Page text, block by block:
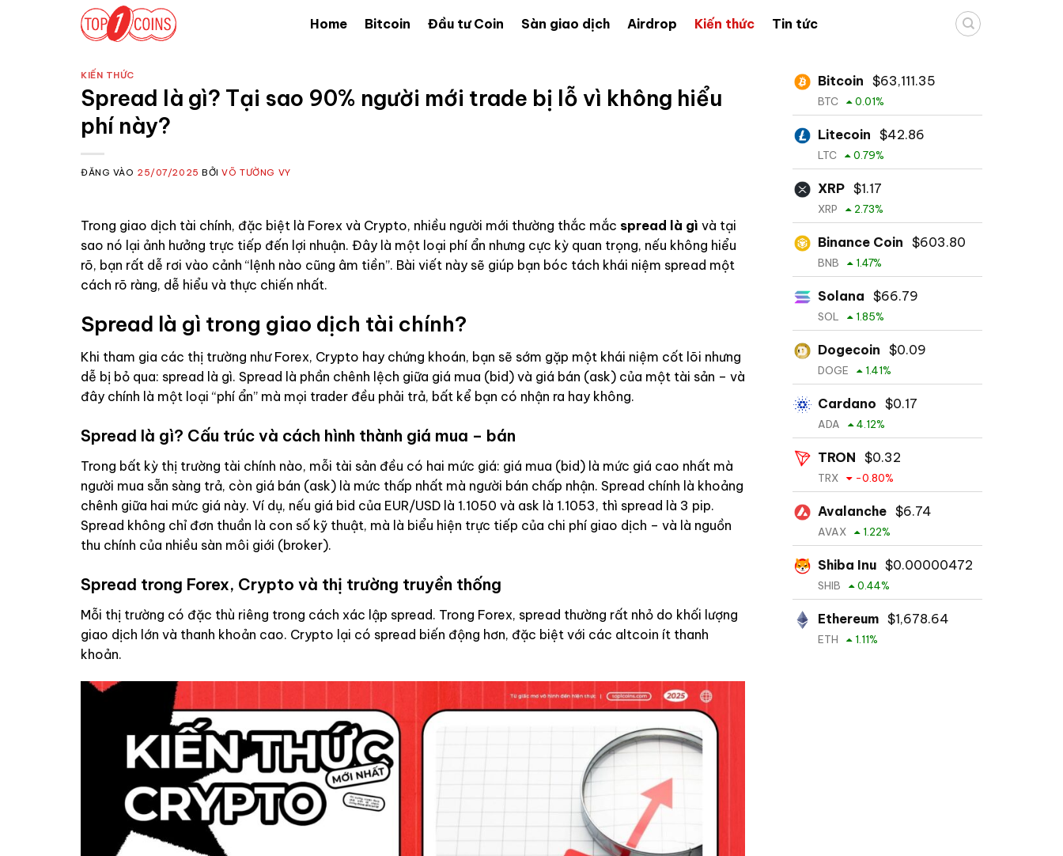
Home Bitcoin Đầu tư Coin Sàn giao dịch Airdrop Kiến thức Tin tức
KIẾN THỨC
Spread là gì? Tại sao 90% người mới trade bị lỗ vì không hiểu
phí này?
ĐĂNG VÀO 25/07/2025 BỞIVÕ TƯỜNG VY
Trong giao dịch tài chính, đặc biệt là Forex và Crypto, nhiều người mới thường thắc mắc spread là gì và tại
sao nó lại ảnh hưởng trực tiếp đến lợi nhuận. Đây là một loại phí ẩn nhưng cực kỳ quan trọng, nếu không hiểu
rõ, bạn rất dễ rơi vào cảnh “lệnh nào cũng âm tiền”. Bài viết này sẽ giúp bạn bóc tách khái niệm spread một
cách rõ ràng, dễ hiểu và thực chiến nhất.
Spread là gì trong giao dịch tài chính?
Khi tham gia các thị trường như Forex, Crypto hay chứng khoán, bạn sẽ sớm gặp một khái niệm cốt lõi nhưng
dễ bị bỏ qua: spread là gì. Spread là phần chênh lệch giữa giá mua (bid) và giá bán (ask) của một tài sản – và
đây chính là một loại “phí ẩn” mà mọi trader đều phải trả, bất kể bạn có nhận ra hay không.
Spread là gì? Cấu trúc và cách hình thành giá mua – bán
Trong bất kỳ thị trường tài chính nào, mỗi tài sản đều có hai mức giá: giá mua (bid) là mức giá cao nhất mà
người mua sẵn sàng trả, còn giá bán (ask) là mức thấp nhất mà người bán chấp nhận. Spread chính là khoảng
chênh giữa hai mức giá này. Ví dụ, nếu giá bid của EUR/USD là 1.1050 và ask là 1.1053, thì spread là 3 pip.
Spread không chỉ đơn thuần là con số kỹ thuật, mà là biểu hiện trực tiếp của chi phí giao dịch – và là nguồn
thu chính của nhiều sàn môi giới (broker).
Spread trong Forex, Crypto và thị trường truyền thống
Mỗi thị trường có đặc thù riêng trong cách xác lập spread. Trong Forex, spread thường rất nhỏ do khối lượng
giao dịch lớn và thanh khoản cao. Crypto lại có spread biến động hơn, đặc biệt với các altcoin ít thanh
khoản.
Bitcoin $63,111.35
BTC 0.01%
Litecoin $42.86
LTC 0.79%
XRP $1.17
XRP 2.73%
Binance Coin $603.80
BNB 1.47%
Solana $66.79
SOL 1.85%
Dogecoin $0.09
DOGE 1.41%
Cardano $0.17
ADA 4.12%
TRON $0.32
TRX -0.80%
Avalanche $6.74
AVAX 1.22%
Shiba Inu $0.00000472
SHIB 0.44%
Ethereum $1,678.64
ETH 1.11%